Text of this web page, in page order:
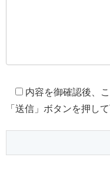
内容を御確認後、
「送信」ボタンを押して